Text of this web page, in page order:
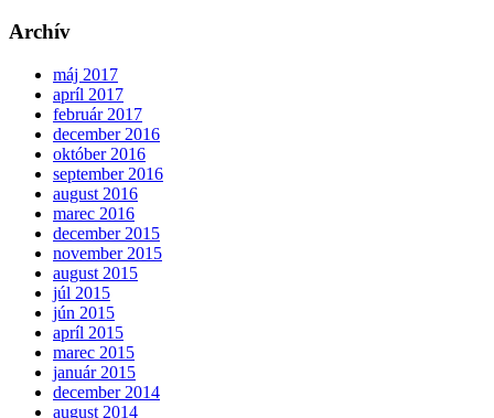
Archív
máj 2017
apríl 2017
február 2017
december 2016
október 2016
september 2016
august 2016
marec 2016
december 2015
november 2015
august 2015
júl 2015
jún 2015
apríl 2015
marec 2015
január 2015
december 2014
august 2014